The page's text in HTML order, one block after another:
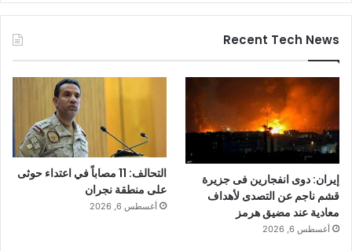
Recent Tech News
إيران: دوى انفجارين فى جزيرة
قشم ناجم عن التصدى لأهداف
معادية عند مضيق هرمز
أغسطس 6, 2026
التحالف: 11 مصاباً في اعتداء حوثى
على منطقة نجران
أغسطس 6, 2026